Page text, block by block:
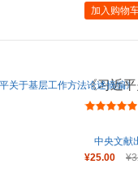
加入购物
《习近
（大字
中央文献
¥25.00